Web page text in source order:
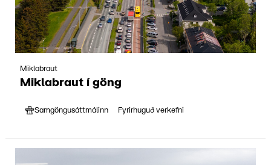
Miklabraut
Miklabraut í göng
Samgöngusáttmálinn Fyrirhuguð verkefni